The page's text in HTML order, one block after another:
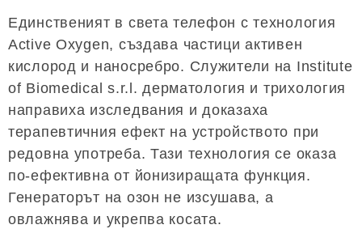
Единственият в света телефон с технология
Active Oxygen, създава частици активен
кислород и наносребро. Служители на Institute
of Biomedical s.r.l. дерматология и трихология
направиха изследвания и доказаха
терапевтичния ефект на устройството при
редовна употреба. Тази технология се оказа
по-ефективна от йонизиращата функция.
Генераторът на озон не изсушава, а
овлажнява и укрепва косата.